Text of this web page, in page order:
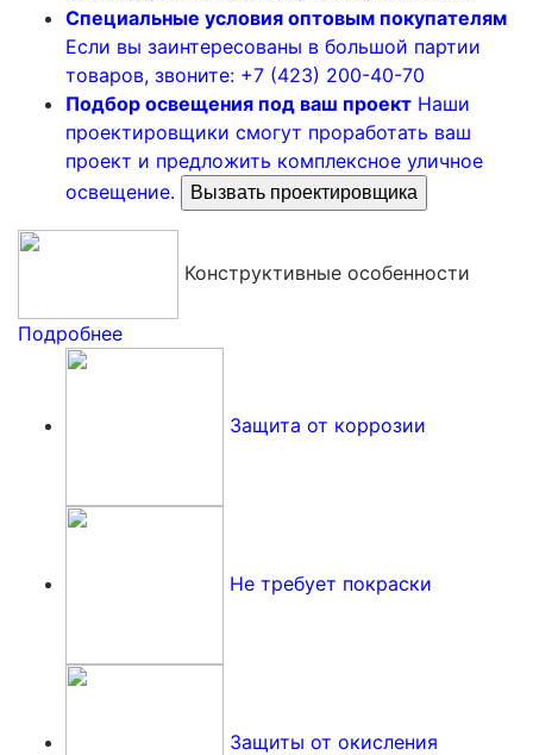
Специальные условия оптовым покупателям
Если вы заинтересованы в большой партии
товаров, звоните: +7 (423) 200-40-70
Подбор освещения под ваш проект Наши
проектировщики смогут проработать ваш
проект и предложить комплексное уличное
освещение.
Вызвать проектировщика
Конструктивные особенности
Подробнее
Защита от коррозии
Не требует покраски
Защиты от окисления